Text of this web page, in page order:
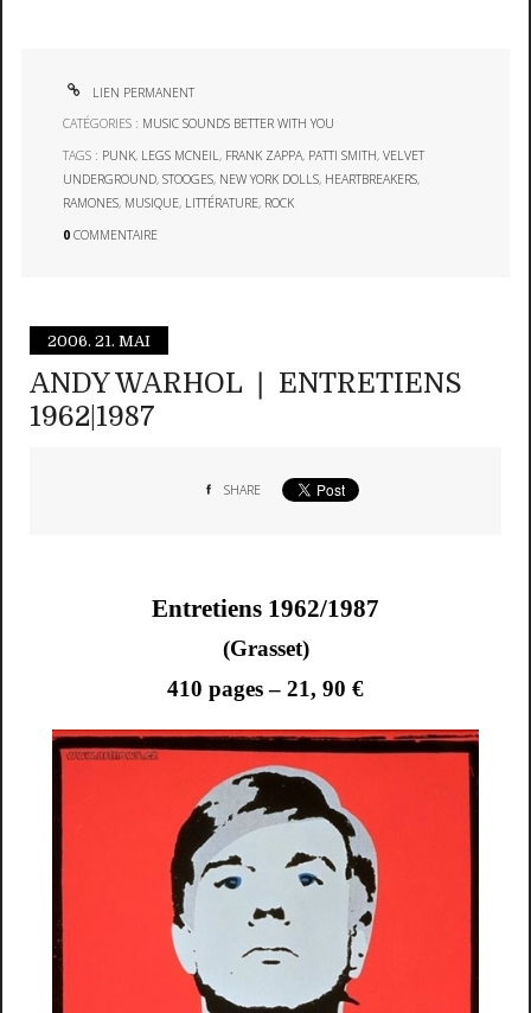
LIEN PERMANENT
CATÉGORIES : MUSIC SOUNDS BETTER WITH YOU
TAGS : PUNK, LEGS MCNEIL, FRANK ZAPPA, PATTI SMITH,VELVET
UNDERGROUND,STOOGES, NEW YORK DOLLS, HEARTBREAKERS,
RAMONES, MUSIQUE, LITTÉRATURE, ROCK
0 COMMENTAIRE
2006. 21. MAI
ANDY WARHOL ❘ ENTRETIENS
1962|1987
SHARE
Entretiens 1962/1987
(Grasset)
410 pages – 21, 90 €